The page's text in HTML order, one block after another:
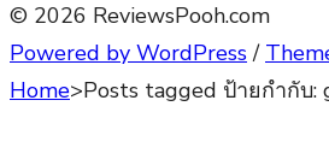
© 2026 ReviewsPooh.com
Powered by WordPress /
Home>Posts tagged ป้ายกำกับ: